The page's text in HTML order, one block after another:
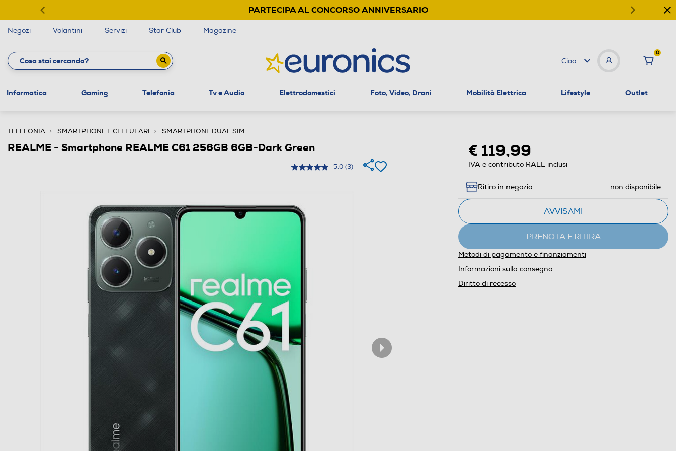
PARTECIPA AL CONCORSO ANNIVERSARIO
Negozi Volantini Servizi Star Club Magazine
Ciao
0
Informatica Gaming Telefonia Tv e Audio Elettrodomestici Foto, Video, Droni Mobilità Elettrica Lifestyle Outlet
TELEFONIA SMARTPHONE E CELLULARI SMARTPHONE DUAL SIM
REALME - Smartphone REALME C61 256GB 6GB-Dark Green
5.0 (3)
€ 119,99
IVA e contributo RAEE inclusi
Ritiro in negozio non disponibile
AVVISAMI
PRENOTA E RITIRA
Metodi di pagamento e finanziamenti
Informazioni sulla consegna
Diritto di recesso